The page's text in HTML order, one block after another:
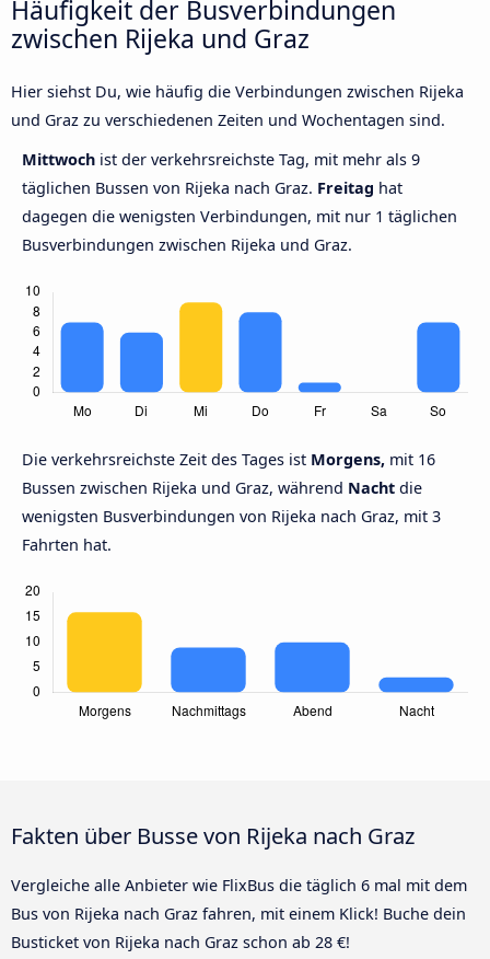
Häufigkeit der Busverbindungen
zwischen Rijeka und Graz
Hier siehst Du, wie häufig die Verbindungen zwischen Rijeka
und Graz zu verschiedenen Zeiten und Wochentagen sind.
Mittwoch ist der verkehrsreichste Tag, mit mehr als 9
täglichen Bussen von Rijeka nach Graz. Freitag hat
dagegen die wenigsten Verbindungen, mit nur 1 täglichen
Busverbindungen zwischen Rijeka und Graz.
Die verkehrsreichste Zeit des Tages ist Morgens, mit 16
Bussen zwischen Rijeka und Graz, während Nacht die
wenigsten Busverbindungen von Rijeka nach Graz, mit 3
Fahrten hat.
Fakten über Busse von Rijeka nach Graz
Vergleiche alle Anbieter wie FlixBus die täglich 6 mal mit dem
Bus von Rijeka nach Graz fahren, mit einem Klick! Buche dein
Busticket von Rijeka nach Graz schon ab 28 €!